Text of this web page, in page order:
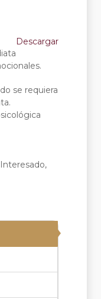
Descargar
se requiera
Interesado,